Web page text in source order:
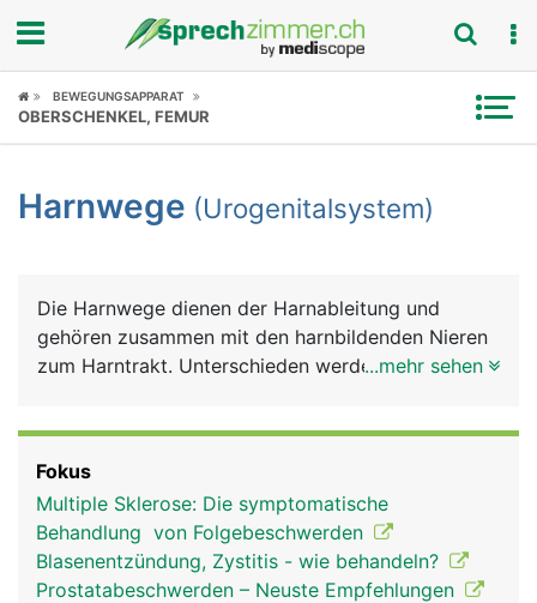
Fokus
Symptome
News
Rubriken
BEWEGUNGSAPPARAT
OBERSCHENKEL, FEMUR
Harnwege (Urogenitalsystem)
Die Harnwege dienen der Harnableitung und
gehören zusammen mit den harnbildenden Nieren
zum Harntrakt. Unterschieden werden anatomisch
Die Nieren dienen der Harnbildung, die Harnleiter
zum Harntransport in die Blase, die Harnblase zur
Harnspeicherung und die Harnröhre zur
Harnausscheidung.
...mehr sehen
Fokus
Multiple Sklerose: Die symptomatische
Behandlung von Folgebeschwerden
Blasenentzündung, Zystitis - wie behandeln?
Prostatabeschwerden – Neuste Empfehlungen